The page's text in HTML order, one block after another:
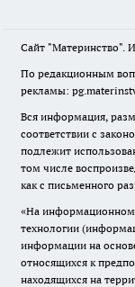
Сайт "Материнство".
По редакционным
рекламы:
Вся информация,
соответствии с
подлежит
том числе
как с письменного
«На информационном
технологии
информации на
относящихся к
находящихся на